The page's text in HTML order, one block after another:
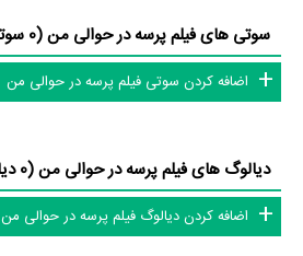
سوتی های فیلم پرسه در حوالی من (0 سوتی)
اضافه کردن سوتی فیلم پرسه در حوالی من
دیالوگ های فیلم پرسه در حوالی من (0 دیالوگ)
اضافه کردن دیالوگ فیلم پرسه در حوالی من